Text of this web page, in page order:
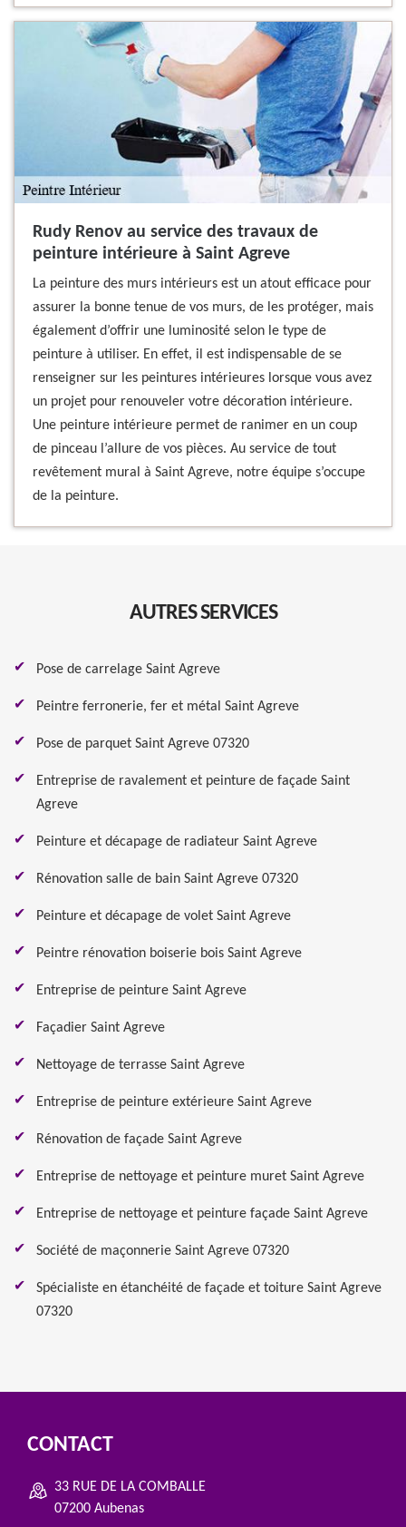
Rudy Renov au service des travaux de
peinture intérieure à Saint Agreve
La peinture des murs intérieurs est un atout efficace pour
assurer la bonne tenue de vos murs, de les protéger, mais
également d’offrir une luminosité selon le type de
peinture à utiliser. En effet, il est indispensable de se
renseigner sur les peintures intérieures lorsque vous avez
un projet pour renouveler votre décoration intérieure.
Une peinture intérieure permet de ranimer en un coup
de pinceau l’allure de vos pièces. Au service de tout
revêtement mural à Saint Agreve, notre équipe s’occupe
de la peinture.
AUTRES SERVICES
Pose de carrelage Saint Agreve
Peintre ferronerie, fer et métal Saint Agreve
Pose de parquet Saint Agreve 07320
Entreprise de ravalement et peinture de façade Saint
Agreve
Peinture et décapage de radiateur Saint Agreve
Rénovation salle de bain Saint Agreve 07320
Peinture et décapage de volet Saint Agreve
Peintre rénovation boiserie bois Saint Agreve
Entreprise de peinture Saint Agreve
Façadier Saint Agreve
Nettoyage de terrasse Saint Agreve
Entreprise de peinture extérieure Saint Agreve
Rénovation de façade Saint Agreve
Entreprise de nettoyage et peinture muret Saint Agreve
Entreprise de nettoyage et peinture façade Saint Agreve
Société de maçonnerie Saint Agreve 07320
Spécialiste en étanchéité de façade et toiture Saint Agreve
07320
CONTACT
33 RUE DE LA COMBALLE
07200 Aubenas